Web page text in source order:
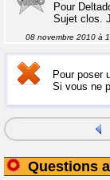
Pour
Sujet clos.
08 novembre 2010 à
Pour poser
Si vous ne
Questions